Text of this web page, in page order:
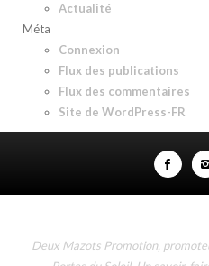
Actualité
Méta
Connexion
Flux des publications
Flux des commentaires
Site de WordPress-FR
Deux Mazots Promotion,